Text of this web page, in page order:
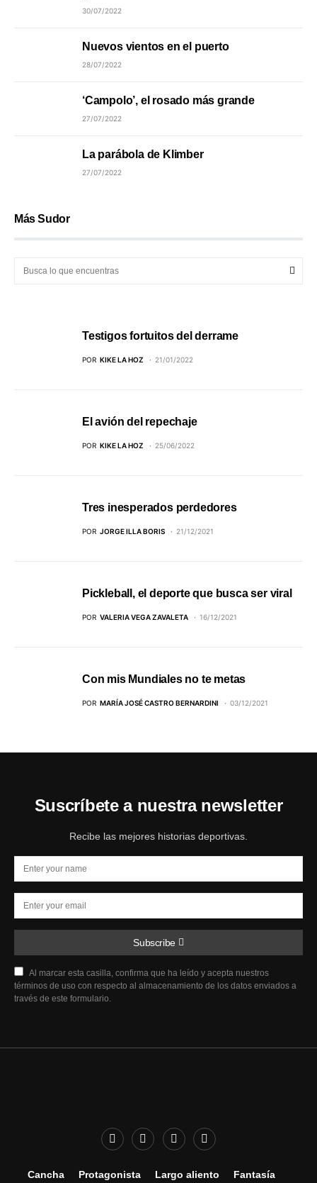
30/07/2022
Nuevos vientos en el puerto
28/07/2022
‘Campolo’, el rosado más grande
27/07/2022
La parábola de Klimber
27/07/2022
Más Sudor
Testigos fortuitos del derrame
POR KIKE LA HOZ 21/01/2022
El avión del repechaje
POR KIKE LA HOZ 25/06/2022
Tres inesperados perdedores
POR JORGE ILLA BORIS 21/12/2021
Pickleball, el deporte que busca ser viral
POR VALERIA VEGA ZAVALETA 16/12/2021
Con mis Mundiales no te metas
POR MARÍA JOSÉ CASTRO BERNARDINI 03/12/2021
Suscríbete a nuestra newsletter
Recibe las mejores historias deportivas.
Subscribe
Al marcar esta casilla, confirma que ha leído y acepta nuestros
términos de uso con respecto al almacenamiento de los datos enviados a
través de este formulario.
Cancha Protagonista Largo aliento Fantasía